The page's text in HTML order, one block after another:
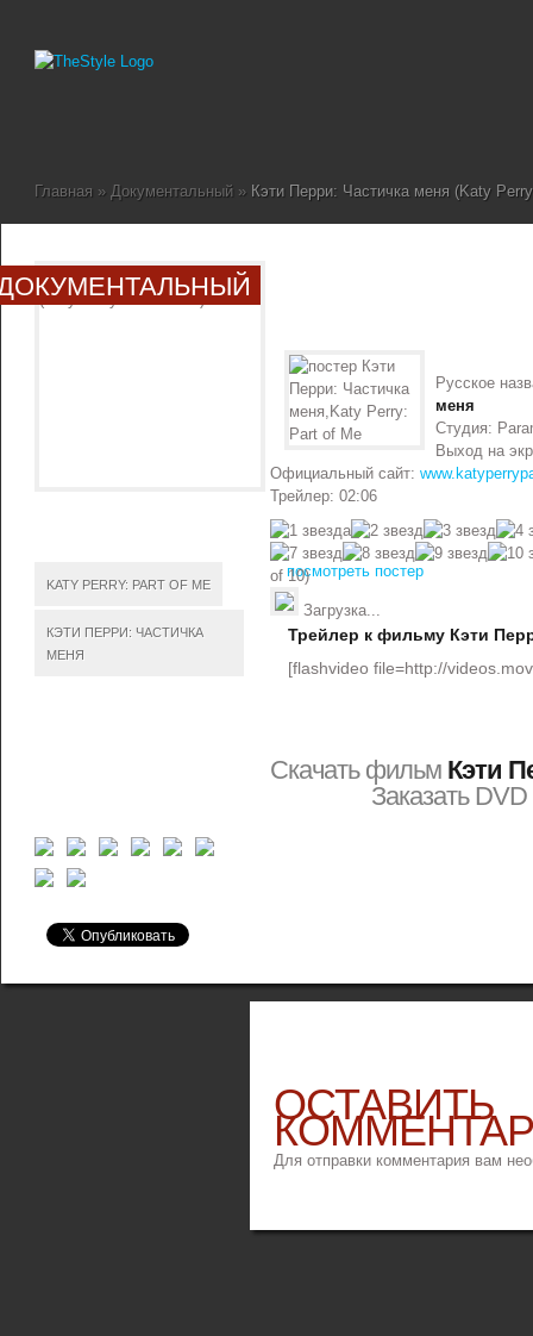
Главная » Документальный » Кэти Перри: Частичка меня (Katy
KATY PERRY: PART OF ME
КЭТИ ПЕРРИ: ЧАСТИЧКА
МЕНЯ
Русское
меня
Студия:
Выход на
Официальный сайт:
Трейлер: 02:06
of 10)
Загрузка...
посмотреть постер
Трейлер к фильму Кэти
[flashvideo file=http://
Скачать фильм Кэти
Заказать
ОСТАВИТЬ
Для отправки комментария вам